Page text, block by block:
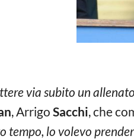
via subito un
, Arrigo Sacchi, che
tempo, lo volevo